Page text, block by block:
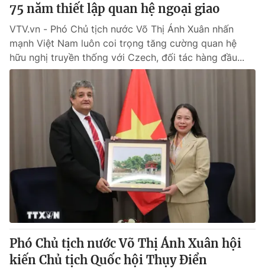
75 năm thiết lập quan hệ ngoại giao
VTV.vn - Phó Chủ tịch nước Võ Thị Ánh Xuân nhấn
mạnh Việt Nam luôn coi trọng tăng cường quan hệ
hữu nghị truyền thống với Czech, đối tác hàng đầu...
Phó Chủ tịch nước Võ Thị Ánh Xuân hội
kiến Chủ tịch Quốc hội Thụy Điển